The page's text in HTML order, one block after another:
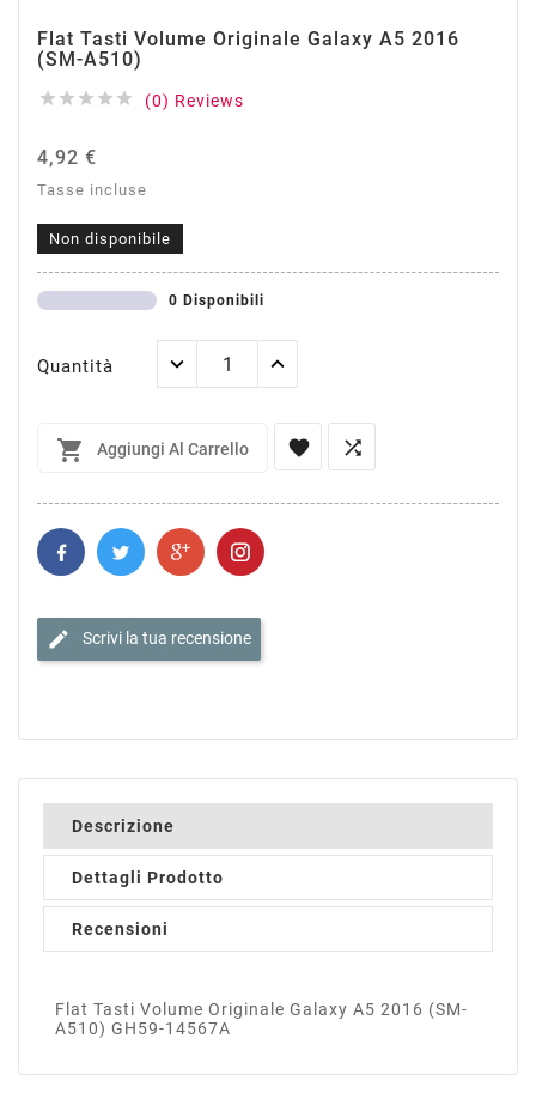
Flat Tasti Volume Originale Galaxy A5 2016
(SM-A510)
     (0) Reviews
4,92 €
Tasse incluse
Non disponibile
0 Disponibili
Quantità
 Aggiungi Al Carrello  
edit Scrivi la tua recensione
Descrizione
Dettagli Prodotto
Recensioni
Flat Tasti Volume Originale Galaxy A5 2016 (SM-
A510) GH59-14567A